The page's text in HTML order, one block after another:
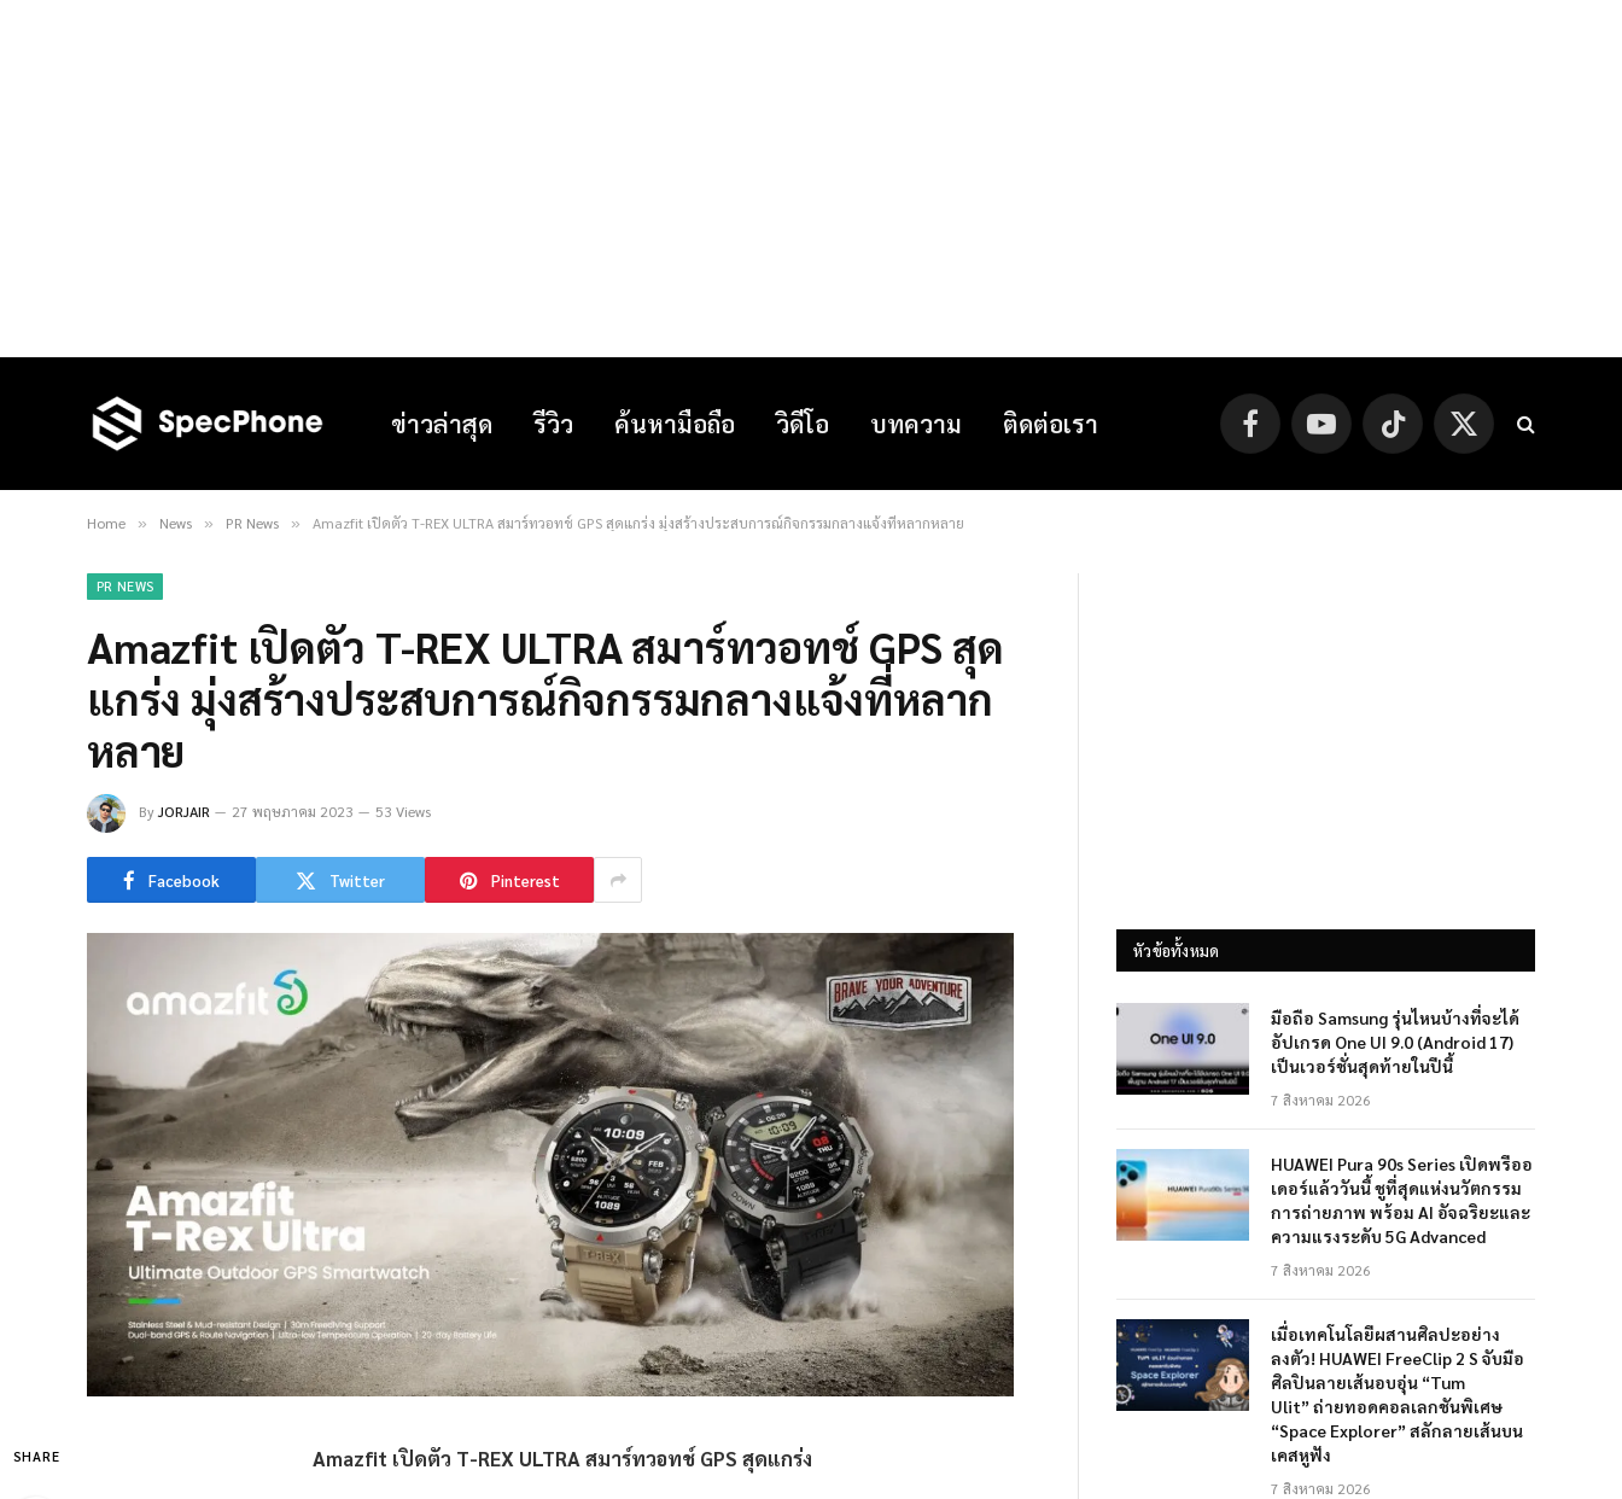
ข่าวล่าสุด รีวิว ค้นหามือถือ วิดีโอ บทความ ติดต่อเรา FacebookYouTube TikTok
X
(Twitter)
Home » News » PR News » Amazfit เปิดตัว T-REX ULTRA สมาร์ทวอทช์ GPS สุดแกร่ง มุ่งสร้างประสบการณ์กิจกรรมกลางแจ้งที่หลากหลาย
PR NEWS
Amazfit เปิดตัว T-REX ULTRA สมาร์ทวอทช์ GPS สุด
แกร่ง มุ่งสร้างประสบการณ์กิจกรรมกลางแจ้งที่หลาก
หลาย
ByJORJAIR 27 พฤษภาคม 2023 53 Views
Facebook Twitter Pinterest
SHARE Amazfit เปิดตัว T-REX ULTRA สมาร์ทวอทช์ GPS สุดแกร่ง
หัวข้อทั้งหมด
มือถือ Samsung รุ่นไหนบ้างที่จะได้
อัปเกรด One UI 9.0 (Android 17)
เป็นเวอร์ชั่นสุดท้ายในปีนี้
7 สิงหาคม 2026
HUAWEI Pura 90s Series เปิดพรีออ
เดอร์แล้ววันนี้ ชูที่สุดแห่งนวัตกรรม
การถ่ายภาพ พร้อม AI อัจฉริยะและ
ความแรงระดับ 5G Advanced
7 สิงหาคม 2026
เมื่อเทคโนโลยีผสานศิลปะอย่าง
ลงตัว! HUAWEI FreeClip 2 S จับมือ
ศิลปินลายเส้นอบอุ่น “Tum
Ulit” ถ่ายทอดคอลเลกชันพิเศษ
“Space Explorer” สลักลายเส้นบน
เคสหูฟัง
7 สิงหาคม 2026